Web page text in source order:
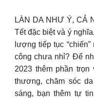
LÀN DA NHƯ Ý, CẢ
Tết đặc biệt và ý
lượng tiếp tục
công chưa nhỉ? Để
2023 thêm phần
thương, chăm sóc
sáng, bạn thêm tự